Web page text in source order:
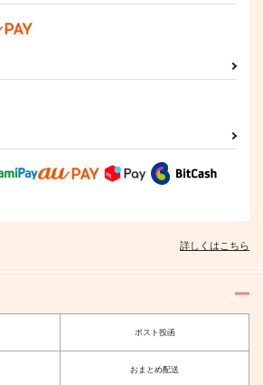
詳しくはこちら
ポスト投函
おまとめ配送